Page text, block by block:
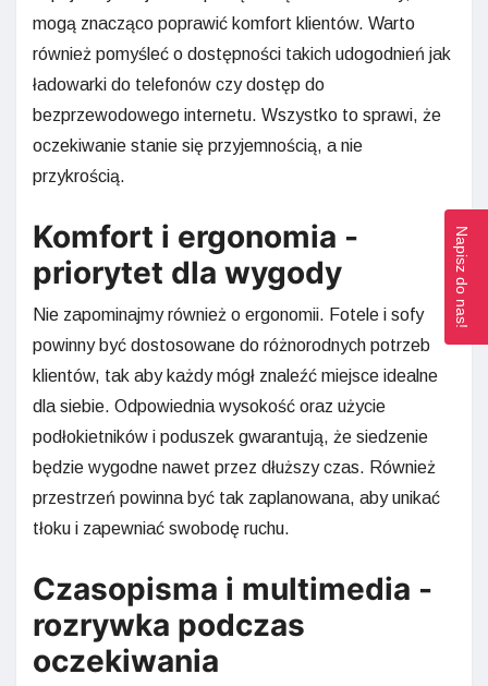
mogą znacząco poprawić komfort klientów. Warto
również pomyśleć o dostępności takich udogodnień jak
ładowarki do telefonów czy dostęp do
bezprzewodowego internetu. Wszystko to sprawi, że
oczekiwanie stanie się przyjemnością, a nie
przykrością.
Komfort i ergonomia -
priorytet dla wygody
Nie zapominajmy również o ergonomii. Fotele i sofy
powinny być dostosowane do różnorodnych potrzeb
klientów, tak aby każdy mógł znaleźć miejsce idealne
dla siebie. Odpowiednia wysokość oraz użycie
podłokietników i poduszek gwarantują, że siedzenie
będzie wygodne nawet przez dłuższy czas. Również
przestrzeń powinna być tak zaplanowana, aby unikać
tłoku i zapewniać swobodę ruchu.
Czasopisma i multimedia -
rozrywka podczas
oczekiwania
Napisz do nas!